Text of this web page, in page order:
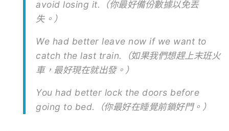
avoid losing it.（你最好備份數據以免丟
失。）
We had better leave now if we want to
catch the last train.（如果我們想趕上末班火
車，最好現在就出發。）
You had better lock the doors before
going to bed.（你最好在睡覺前鎖好門。）